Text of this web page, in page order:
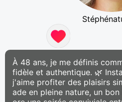
À 48 ans, je me définis
fidèle et authentique. 🌿
j'aime profiter des plaisirs
ade en pleine nature, un